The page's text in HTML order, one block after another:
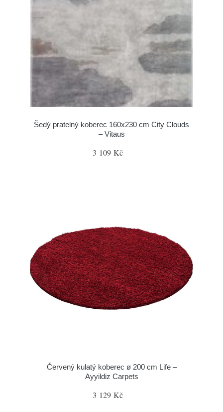
Šedý pratelný koberec 160x230 cm City Clouds
– Vitaus
3 109 Kč
Červený kulatý koberec ø 200 cm Life –
Ayyildiz Carpets
3 129 Kč